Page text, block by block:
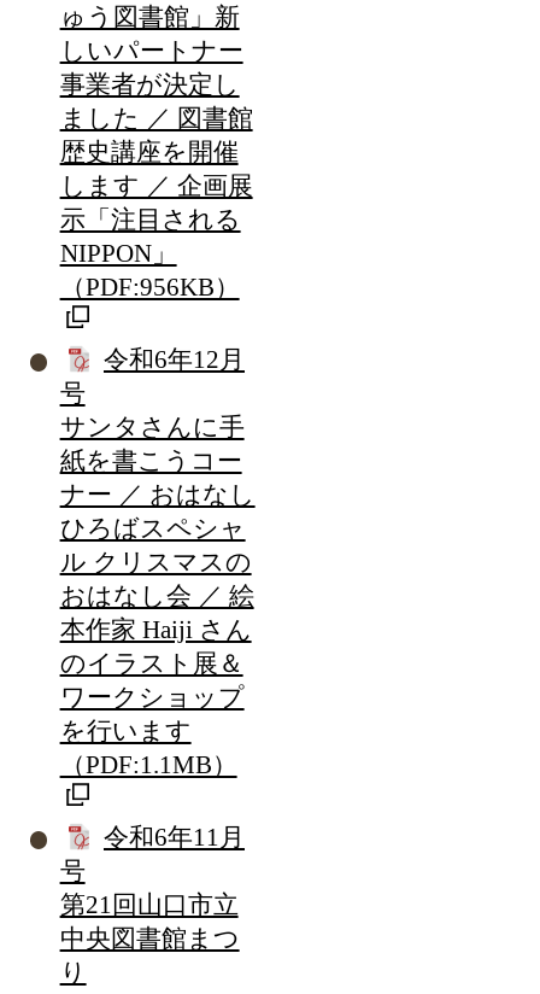
ゅう図書館」新
しいパートナー
事業者が決定し
ました ／ 図書館
歴史講座を開催
します ／ 企画展
示「注目される
NIPPON」
（PDF:956KB）
令和6年12月
号
サンタさんに手
紙を書こうコー
ナー ／ おはなし
ひろばスペシャ
ル クリスマスの
おはなし会 ／ 絵
本作家 Haiji さん
のイラスト展＆
ワークショップ
を行います
（PDF:1.1MB）
令和6年11月
号
第21回山口市立
中央図書館まつ
り